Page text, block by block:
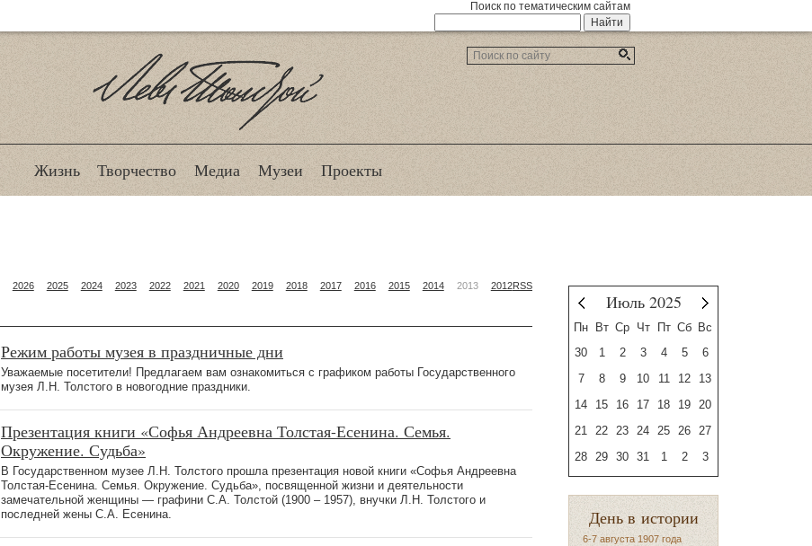
Поиск по тематическим сайтам
Лев Толстой
Жизнь Творчество Медиа Музеи Проекты
2026 2025 2024 2023 2022 2021 2020 2019 2018 2017 2016 2015 2014 2013 2012RSS
Режим работы музея в праздничные дни
Уважаемые посетители! Предлагаем вам ознакомиться с графиком работы Государственного
музея Л.Н. Толстого в новогодние праздники.
Презентация книги «Софья Андреевна Толстая-Есенина. Семья.
Окружение. Судьба»
В Государственном музее Л.Н. Толстого прошла презентация новой книги «Софья Андреевна
Толстая-Есенина. Семья. Окружение. Судьба», посвященной жизни и деятельности
замечательной женщины — графини С.А. Толстой (1900 – 1957), внучки Л.Н. Толстого и
последней жены С.А. Есенина.
Июль 2025
Пн Вт Ср Чт Пт Сб Вс
30
1 2 3 4 5
6
7
8 9 10 11 12
13
14
15 16 17 18 19
20
21
22 23 24 25 26
27
28
29 30 31 1 2 3
День в истории
6-7 августа 1907 года